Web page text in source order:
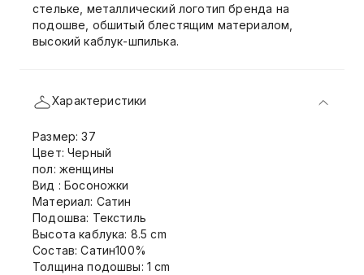
стельке, металлический логотип бренда на
подошве, обшитый блестящим материалом,
высокий каблук-шпилька.
Характеристики
Размер: 37
Цвет: Черный
пол: женщины
Вид : Босоножки
Материал: Сатин
Подошва: Текстиль
Высота каблука: 8.5 cm
Состав: Сатин100%
Толщина подошвы: 1 cm